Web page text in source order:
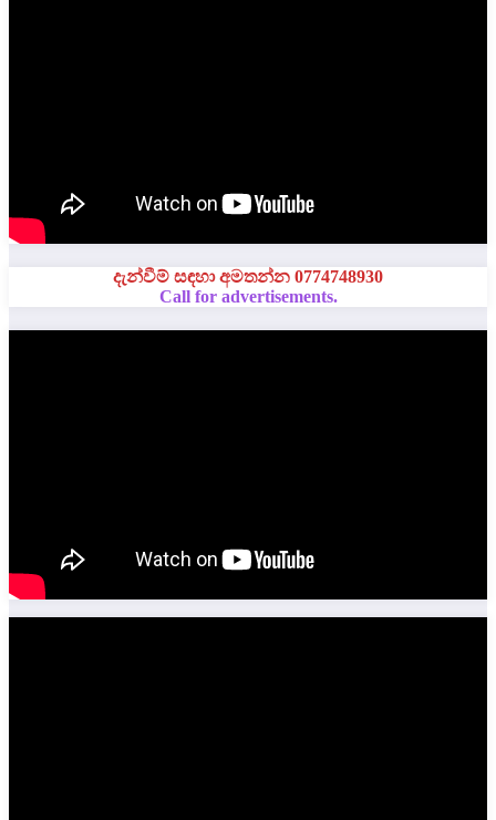
දැන්වීම් සඳහා අමතන්න 0774748930
Call for advertisements.